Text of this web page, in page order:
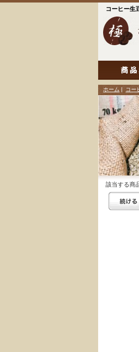
コーヒー
ホーム | コー
該当する商